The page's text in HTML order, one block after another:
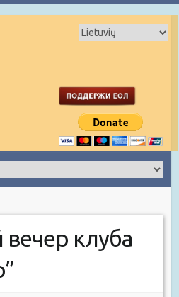
клуба